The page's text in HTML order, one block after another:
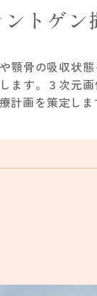
ントゲン
顎骨の吸収状
ます。３次元
計画を策定しま